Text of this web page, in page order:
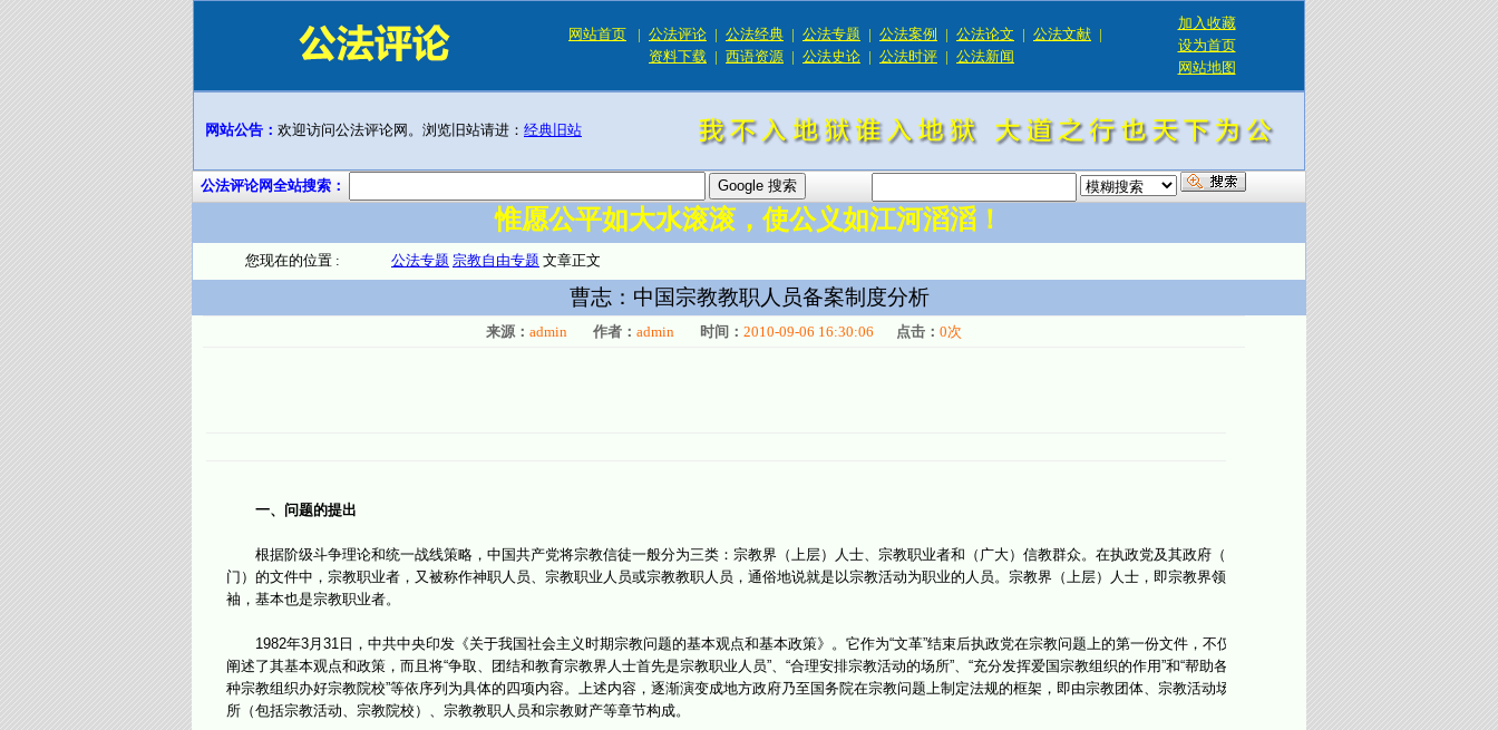
网站首页 | 公法评论 | 公法经典 | 公法专题 | 公法案例 | 公法论文 | 公法文献 |
资料下载 | 西语资源 | 公法史论 | 公法时评 | 公法新闻
加入收藏
设为首页
网站地图
网站公告： 欢迎访问公法评论网。浏览旧站请进： 经典旧站
公法评论网全站搜索：
惟愿公平如大水滚滚，使公义如江河滔滔！
您现在的位置 : 公法专题 宗教自由专题 文章正文
曹志：中国宗教教职人员备案制度分析
来源： admin 作者： admin 时间： 2010-09-06 16:30:06 点击： 0次
一、问题的提出
根据阶级斗争理论和统一战线策略，中国共产党将宗教信徒一般分为三类：宗教界（上层）人士、宗教职业者和（广大）信教群众。在执政党及其政府（部
门）的文件中，宗教职业者，又被称作神职人员、宗教职业人员或宗教教职人员，通俗地说就是以宗教活动为职业的人员。宗教界（上层）人士，即宗教界领
袖，基本也是宗教职业者。
1982年3月31日，中共中央印发《关于我国社会主义时期宗教问题的基本观点和基本政策》。它作为“文革”结束后执政党在宗教问题上的第一份文件，不仅
阐述了其基本观点和政策，而且将“争取、团结和教育宗教界人士首先是宗教职业人员”、“合理安排宗教活动的场所”、“充分发挥爱国宗教组织的作用”和“帮助各
种宗教组织办好宗教院校”等依序列为具体的四项内容。上述内容，逐渐演变成地方政府乃至国务院在宗教问题上制定法规的框架，即由宗教团体、宗教活动场
所（包括宗教活动、宗教院校）、宗教教职人员和宗教财产等章节构成。